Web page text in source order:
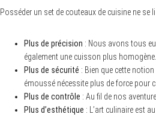
Posséder un set de couteaux de cuisine ne
Plus de précision : Nous avons tous
également une cuisson plus homogène.
Plus de sécurité : Bien que cette
émoussé nécessite plus de force pour
Plus de contrôle : Au fil de nos
Plus d’esthétique : L’art culinaire est